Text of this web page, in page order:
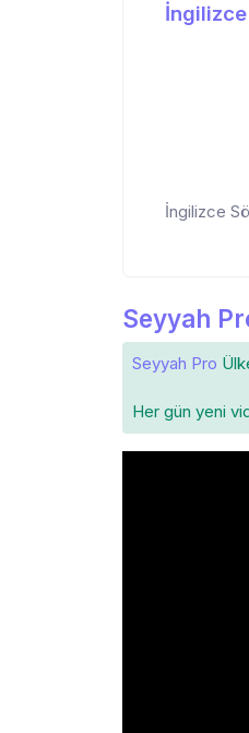
İngilizce
Seyyah
Seyyah Pro
Her gün yeni